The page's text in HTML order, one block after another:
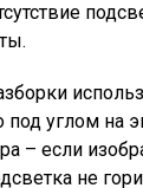
под углом на
– если
не